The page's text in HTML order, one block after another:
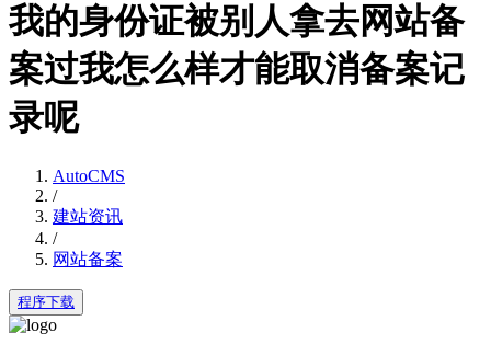
我的身份证被别人拿去网站备
案过我怎么样才能取消备案记
录呢
AutoCMS
/
建站资讯
/
网站备案
程序下载